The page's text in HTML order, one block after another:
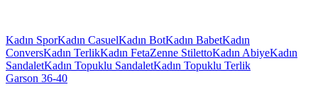
Kadın SporKadın CasuelKadın BotKadın BabetKadın
ConversKadın TerlikKadın FetaZenne StilettoKadın AbiyeKadın
SandaletKadın Topuklu SandaletKadın Topuklu Terlik
Garson 36-40